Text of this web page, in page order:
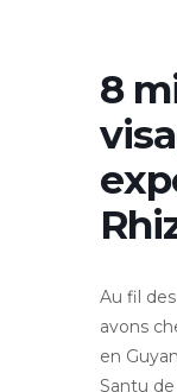
8
Au fil
avons
en
Santu